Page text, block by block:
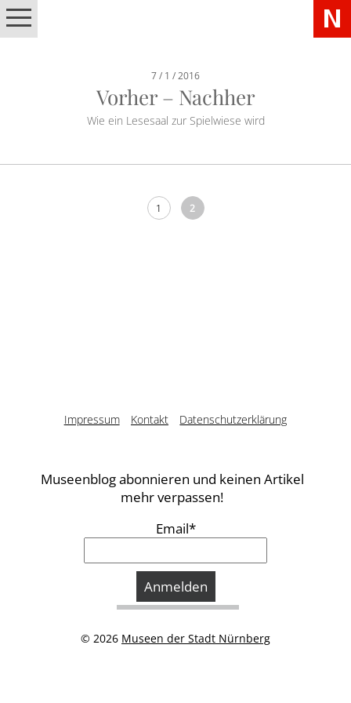
7 / 1 / 2016
Vorher – Nachher
Wie ein Lesesaal zur Spielwiese wird
1 2
Impressum Kontakt Datenschutzerklärung
Museenblog abonnieren und keinen Artikel
mehr verpassen!
Email*
© 2026 Museen der Stadt Nürnberg